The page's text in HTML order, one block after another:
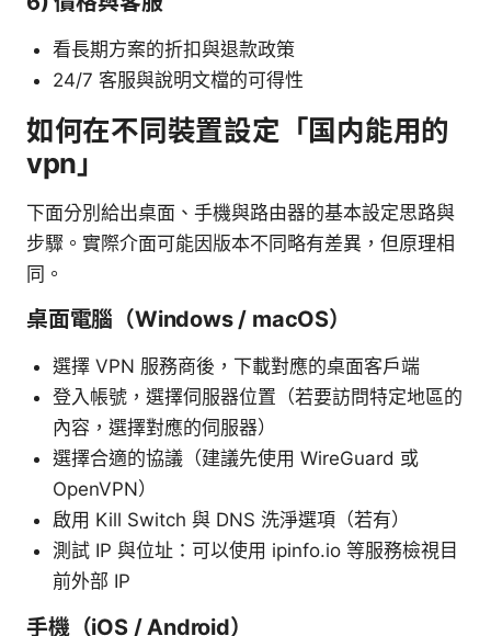
看長期方案的折扣與退款政策
24/7 客服與說明文檔的可得性
如何在不同裝置設定「国内能用的
vpn」
下面分別給出桌面、手機與路由器的基本設定思路與
步驟。實際介面可能因版本不同略有差異，但原理相
同。
桌面電腦（Windows / macOS）
選擇 VPN 服務商後，下載對應的桌面客戶端
登入帳號，選擇伺服器位置（若要訪問特定地區的
內容，選擇對應的伺服器）
選擇合適的協議（建議先使用 WireGuard 或
OpenVPN）
啟用 Kill Switch 與 DNS 洗淨選項（若有）
測試 IP 與位址：可以使用 ipinfo.io 等服務檢視目
前外部 IP
手機（iOS / Android）